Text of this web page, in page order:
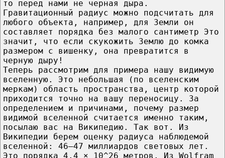
то перед нами не черная дыра.
Гравитационный радиус можно подсчитать для
любого объекта, например, для Земли он
составляет порядка без малого сантиметр Это
значит, что если скукожить Землю до комка
размером с вишенку, она превратится в
черную дыру!
Теперь рассмотрим для примера нашу видимую
вселенную. Это небольшая (по вселенским
меркам) область пространства, центр которой
приходится точно на вашу переносицу. За
определением и причинами, почему размер
видимой вселенной считается именно таким,
посылаю вас на Википедию. Так вот. Из
Википедии берем оценку радиуса наблюдемой
вселенной: 46–47 миллиардов световых лет.
Это порядка 4.4 × 10^26 метров. Из Wolfram